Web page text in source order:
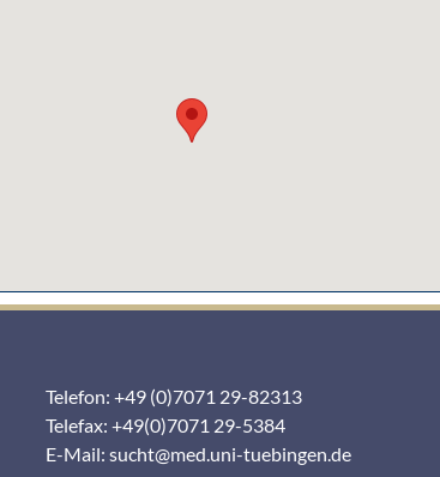
Telefon: +49 (0)7071 29-82313
Telefax: +49(0)7071 29-5384
E-Mail: sucht@med.uni-tuebingen.de